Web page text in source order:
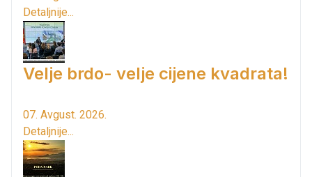
Detaljnije...
Velje brdo- velje cijene kvadrata!
07. Avgust. 2026.
Detaljnije...